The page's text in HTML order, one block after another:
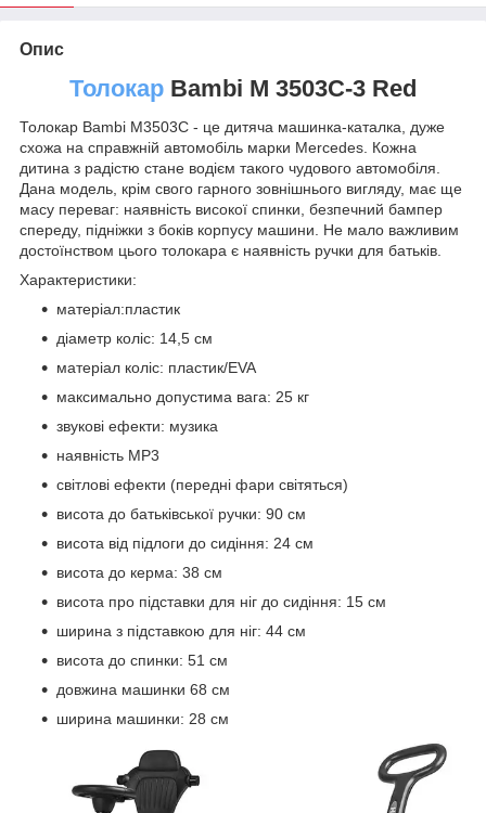
Опис
Толокар Bambi M 3503C-3 Red
Толокар Bambi М3503С - це дитяча машинка-каталка, дуже
схожа на справжній автомобіль марки Mercedes. Кожна
дитина з радістю стане водієм такого чудового автомобіля.
Дана модель, крім свого гарного зовнішнього вигляду, має ще
масу переваг: наявність високої спинки, безпечний бампер
спереду, підніжки з боків корпусу машини. Не мало важливим
достоїнством цього толокара є наявність ручки для батьків.
Характеристики:
матеріал:пластик
діаметр коліс: 14,5 см
матеріал коліс: пластик/EVA
максимально допустима вага: 25 кг
звукові ефекти: музика
наявність MP3
світлові ефекти (передні фари світяться)
висота до батьківської ручки: 90 см
висота від підлоги до сидіння: 24 см
висота до керма: 38 см
висота про підставки для ніг до сидіння: 15 см
ширина з підставкою для ніг: 44 см
висота до спинки: 51 см
довжина машинки 68 см
ширина машинки: 28 см